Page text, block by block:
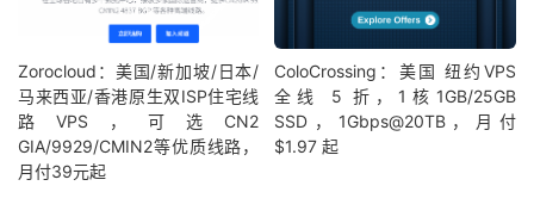
Zorocloud：美国/新加坡/日本/
马来西亚/香港原生双ISP住宅线
路VPS，可选CN2
GIA/9929/CMIN2等优质线路，
月付39元起
ColoCrossing：美国 纽约VPS
全线 5 折，1核1GB/25GB
SSD，1Gbps@20TB，月付
$1.97 起